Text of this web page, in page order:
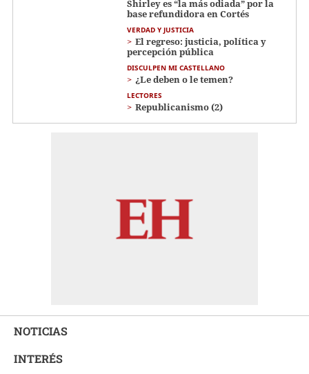
Shirley es “la más odiada” por la
base refundidora en Cortés
VERDAD Y JUSTICIA
El regreso: justicia, política y
percepción pública
DISCULPEN MI CASTELLANO
¿Le deben o le temen?
LECTORES
Republicanismo (2)
NOTICIAS
INTERÉS